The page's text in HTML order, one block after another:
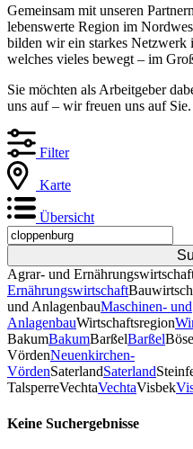
Gemeinsam mit unseren
lebenswerte Region im
bilden wir ein starkes Netzwerk
welches vieles bewegt – im
Sie möchten als Arbeitgeber
uns auf – wir freuen uns auf Sie.
Filter
Karte
Übersicht
Agrar- und
Ernährungswirtschaft
und AnlagenbauMaschinen- und
AnlagenbauWirtschaftsregion
BakumBakumBarßelBarßel
VördenNeuenkirchen-
VördenSaterlandSaterland
TalsperreVechtaVechtaVisbek
Keine Suchergebnisse